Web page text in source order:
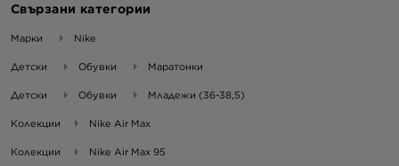
Свързани категории
Марки Nike
Детски Обувки Маратонки
Детски Обувки Младежи (36-38,5)
Колекции Nike Air Max
Колекции Nike Air Max 95